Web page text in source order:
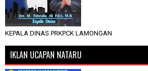
KEPALA DINAS PRKPCK LAMONGAN
IKLAN UCAPAN NATARU